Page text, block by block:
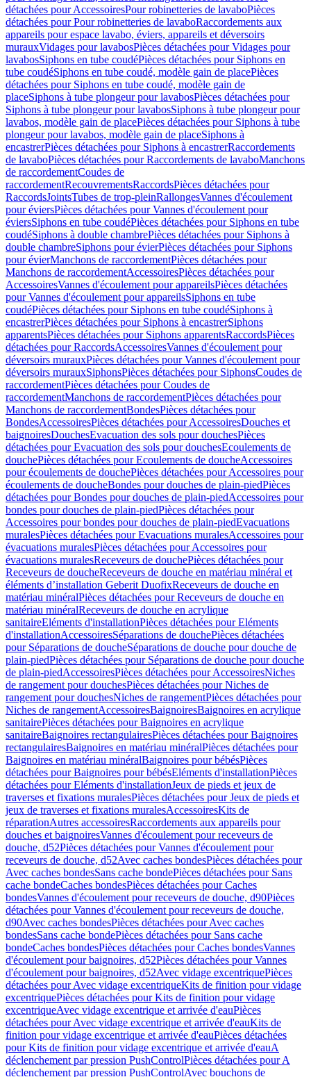
détachées pour AccessoiresPour robinetteries de lavaboPièces
détachées pour Pour robinetteries de lavaboRaccordements aux
appareils pour espace lavabo, éviers, appareils et déversoirs
murauxVidages pour lavabosPièces détachées pour Vidages pour
lavabosSiphons en tube coudéPièces détachées pour Siphons en
tube coudéSiphons en tube coudé, modèle gain de placePièces
détachées pour Siphons en tube coudé, modèle gain de
placeSiphons à tube plongeur pour lavabosPièces détachées pour
Siphons à tube plongeur pour lavabosSiphons à tube plongeur pour
lavabos, modèle gain de placePièces détachées pour Siphons à tube
plongeur pour lavabos, modèle gain de placeSiphons à
encastrerPièces détachées pour Siphons à encastrerRaccordements
de lavaboPièces détachées pour Raccordements de lavaboManchons
de raccordementCoudes de
raccordementRecouvrementsRaccordsPièces détachées pour
RaccordsJointsTubes de trop-pleinRallongesVannes d'écoulement
pour éviersPièces détachées pour Vannes d'écoulement pour
éviersSiphons en tube coudéPièces détachées pour Siphons en tube
coudéSiphons à double chambrePièces détachées pour Siphons à
double chambreSiphons pour évierPièces détachées pour Siphons
pour évierManchons de raccordementPièces détachées pour
Manchons de raccordementAccessoiresPièces détachées pour
AccessoiresVannes d'écoulement pour appareilsPièces détachées
pour Vannes d'écoulement pour appareilsSiphons en tube
coudéPièces détachées pour Siphons en tube coudéSiphons à
encastrerPièces détachées pour Siphons à encastrerSiphons
apparentsPièces détachées pour Siphons apparentsRaccordsPièces
détachées pour RaccordsAccessoiresVannes d'écoulement pour
déversoirs murauxPièces détachées pour Vannes d'écoulement pour
déversoirs murauxSiphonsPièces détachées pour SiphonsCoudes de
raccordementPièces détachées pour Coudes de
raccordementManchons de raccordementPièces détachées pour
Manchons de raccordementBondesPièces détachées pour
BondesAccessoiresPièces détachées pour AccessoiresDouches et
baignoiresDouchesEvacuation des sols pour douchesPièces
détachées pour Evacuation des sols pour douchesEcoulements de
douchePièces détachées pour Ecoulements de doucheAccessoires
pour écoulements de douchePièces détachées pour Accessoires pour
écoulements de doucheBondes pour douches de plain-piedPièces
détachées pour Bondes pour douches de plain-piedAccessoires pour
bondes pour douches de plain-piedPièces détachées pour
Accessoires pour bondes pour douches de plain-piedEvacuations
muralesPièces détachées pour Evacuations muralesAccessoires pour
évacuations muralesPièces détachées pour Accessoires pour
évacuations muralesReceveurs de douchePièces détachées pour
Receveurs de doucheReceveurs de douche en matériau minéral et
éléments d’installation Geberit DuofixReceveurs de douche en
matériau minéralPièces détachées pour Receveurs de douche en
matériau minéralReceveurs de douche en acrylique
sanitaireEléments d'installationPièces détachées pour Eléments
d'installationAccessoiresSéparations de douchePièces détachées
pour Séparations de doucheSéparations de douche pour douche de
plain-piedPièces détachées pour Séparations de douche pour douche
de plain-piedAccessoiresPièces détachées pour AccessoiresNiches
de rangement pour douchesPièces détachées pour Niches de
rangement pour douchesNiches de rangementPièces détachées pour
Niches de rangementAccessoiresBaignoiresBaignoires en acrylique
sanitairePièces détachées pour Baignoires en acrylique
sanitaireBaignoires rectangulairesPièces détachées pour Baignoires
rectangulairesBaignoires en matériau minéralPièces détachées pour
Baignoires en matériau minéralBaignoires pour bébésPièces
détachées pour Baignoires pour bébésEléments d'installationPièces
détachées pour Eléments d'installationJeux de pieds et jeux de
traverses et fixations muralesPièces détachées pour Jeux de pieds et
jeux de traverses et fixations muralesAccessoiresKits de
réparationAutres accessoiresRaccordements aux appareils pour
douches et baignoiresVannes d'écoulement pour receveurs de
douche, d52Pièces détachées pour Vannes d'écoulement pour
receveurs de douche, d52Avec caches bondesPièces détachées pour
Avec caches bondesSans cache bondePièces détachées pour Sans
cache bondeCaches bondesPièces détachées pour Caches
bondesVannes d'écoulement pour receveurs de douche, d90Pièces
détachées pour Vannes d'écoulement pour receveurs de douche,
d90Avec caches bondesPièces détachées pour Avec caches
bondesSans cache bondePièces détachées pour Sans cache
bondeCaches bondesPièces détachées pour Caches bondesVannes
d'écoulement pour baignoires, d52Pièces détachées pour Vannes
d'écoulement pour baignoires, d52Avec vidage excentriquePièces
détachées pour Avec vidage excentriqueKits de finition pour vidage
excentriquePièces détachées pour Kits de finition pour vidage
excentriqueAvec vidage excentrique et arrivée d'eauPièces
détachées pour Avec vidage excentrique et arrivée d'eauKits de
finition pour vidage excentrique et arrivée d'eauPièces détachées
pour Kits de finition pour vidage excentrique et arrivée d'eauA
déclenchement par pression PushControlPièces détachées pour A
déclenchement par pression PushControlAvec bouchons de